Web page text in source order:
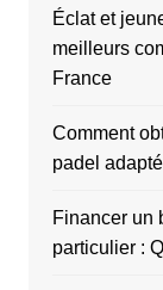
Éclat et
meilleurs
France
Comment
padel
Financer un
particulier :